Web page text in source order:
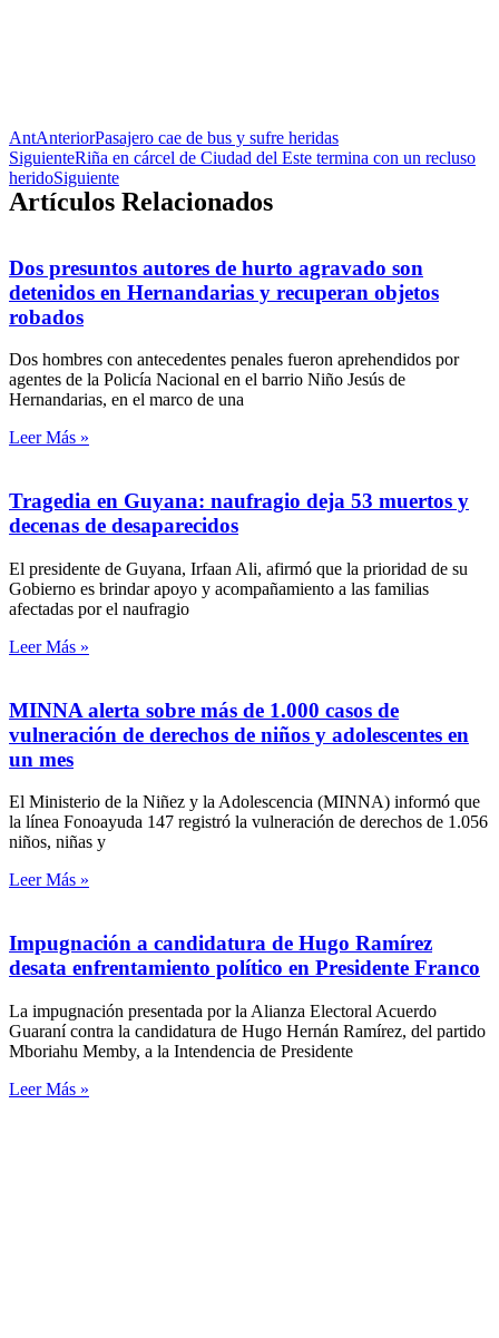
AntAnteriorPasajero cae de bus y sufre heridas
SiguienteRiña en cárcel de Ciudad del Este termina con un recluso
heridoSiguiente
Artículos Relacionados
Dos presuntos autores de hurto agravado son
detenidos en Hernandarias y recuperan objetos
robados
Dos hombres con antecedentes penales fueron aprehendidos por
agentes de la Policía Nacional en el barrio Niño Jesús de
Hernandarias, en el marco de una
Leer Más »
Tragedia en Guyana: naufragio deja 53 muertos y
decenas de desaparecidos
El presidente de Guyana, Irfaan Ali, afirmó que la prioridad de su
Gobierno es brindar apoyo y acompañamiento a las familias
afectadas por el naufragio
Leer Más »
MINNA alerta sobre más de 1.000 casos de
vulneración de derechos de niños y adolescentes en
un mes
El Ministerio de la Niñez y la Adolescencia (MINNA) informó que
la línea Fonoayuda 147 registró la vulneración de derechos de 1.056
niños, niñas y
Leer Más »
Impugnación a candidatura de Hugo Ramírez
desata enfrentamiento político en Presidente Franco
La impugnación presentada por la Alianza Electoral Acuerdo
Guaraní contra la candidatura de Hugo Hernán Ramírez, del partido
Mboriahu Memby, a la Intendencia de Presidente
Leer Más »